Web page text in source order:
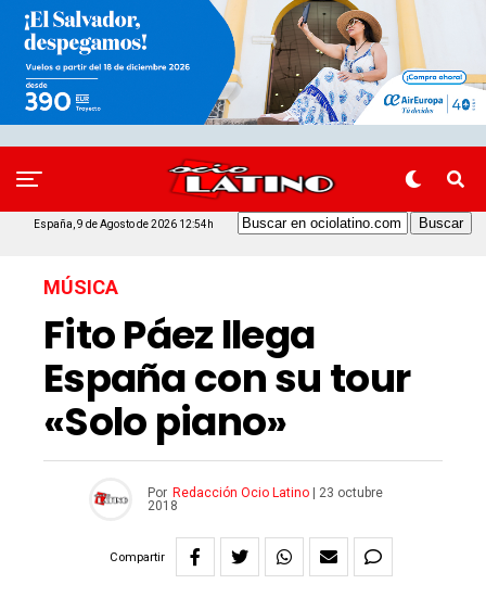
España, 9 de Agosto de 2026 12:54h
MÚSICA
Fito Páez llega
España con su tour
«Solo piano»
Por Redacción Ocio Latino
23 octubre
2018
Compartir